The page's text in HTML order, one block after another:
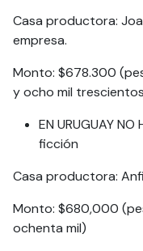
Casa productora:
empresa.
Monto: $678.300
y ocho mil
EN URUGUAY
ficción
Casa productora:
Monto: $680,000
ochenta mil)